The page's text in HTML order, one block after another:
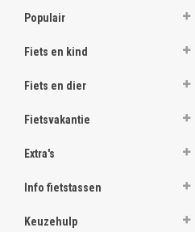
Populair
Fiets en kind
Fiets en dier
Fietsvakantie
Extra's
Info fietstassen
Keuzehulp